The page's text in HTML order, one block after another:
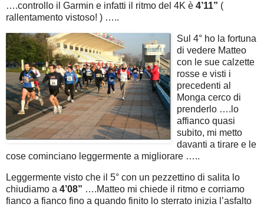
….controllo il Garmin e infatti il ritmo del 4K è 4’11” (
rallentamento vistoso! ) …..
Sul 4° ho la fortuna
di vedere Matteo
con le sue calzette
rosse e visti i
precedenti al
Monga cerco di
prenderlo ….lo
affianco quasi
subito, mi metto
davanti a tirare e le
cose cominciano leggermente a migliorare …..
Leggermente visto che il 5° con un pezzettino di salita lo
chiudiamo a 4’08” ….Matteo mi chiede il ritmo e corriamo
fianco a fianco fino a quando finito lo sterrato inizia l’asfalto